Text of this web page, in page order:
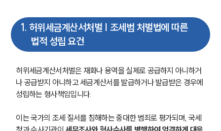
1. 허위세금계산서처벌 | 조세범 처벌법에 따른
법적 성립 요건
허위세금계산서처벌은 재화나 용역을 실제로 공급하지 아니하거
나 공급받지 아니하고 세금계산서를 발급하거나 발급받은 경우에
성립하는 형사책임입니다.
이는 국가의 조세 질서를 침해하는 중대한 범죄로 평가되며, 국세